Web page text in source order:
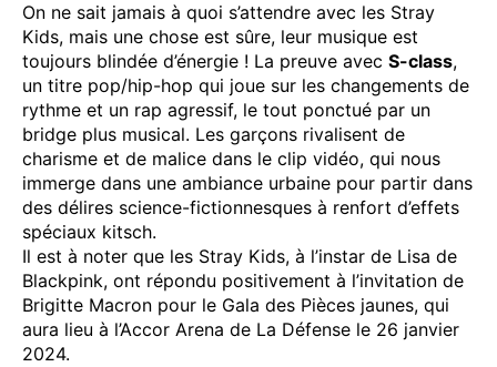
On ne sait jamais à quoi s’attendre avec les Stray
Kids, mais une chose est sûre, leur musique est
toujours blindée d’énergie ! La preuve avec S-class,
un titre pop/hip-hop qui joue sur les changements de
rythme et un rap agressif, le tout ponctué par un
bridge plus musical. Les garçons rivalisent de
charisme et de malice dans le clip vidéo, qui nous
immerge dans une ambiance urbaine pour partir dans
des délires science-fictionnesques à renfort d’effets
spéciaux kitsch.
Il est à noter que les Stray Kids, à l’instar de Lisa de
Blackpink, ont répondu positivement à l’invitation de
Brigitte Macron pour le Gala des Pièces jaunes, qui
aura lieu à l’Accor Arena de La Défense le 26 janvier
2024.